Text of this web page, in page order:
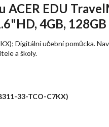
EDU
4GB,
Digitální učební pomůcka.
a školy.
33-TCO-C7KX)